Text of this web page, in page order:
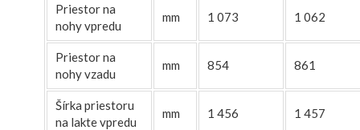
Priestor na
nohy vpredu
mm 1 073 1 062
Priestor na
nohy vzadu
mm 854 861
Šírka priestoru
na lakte vpredu
mm 1 456 1 457